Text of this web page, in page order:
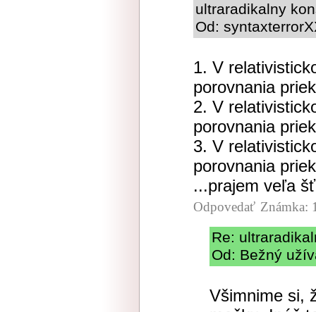
ultraradikalny
Od:
1. V
porovnania
2. V
porovnania
3. V
porovnania
...prajem veľa
Odpovedať Známka:
Re:
Od: Bežný
Všimnime si,